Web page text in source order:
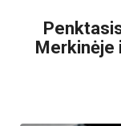
Merkinėje